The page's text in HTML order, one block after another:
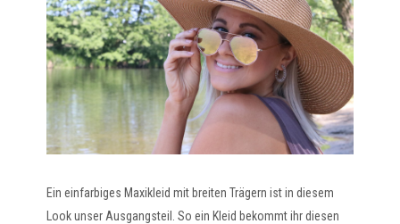
Ein einfarbiges Maxikleid mit breiten Trägern ist in diesem
Look unser Ausgangsteil. So ein Kleid bekommt ihr diesen